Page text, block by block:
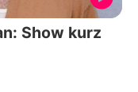
Show kurz